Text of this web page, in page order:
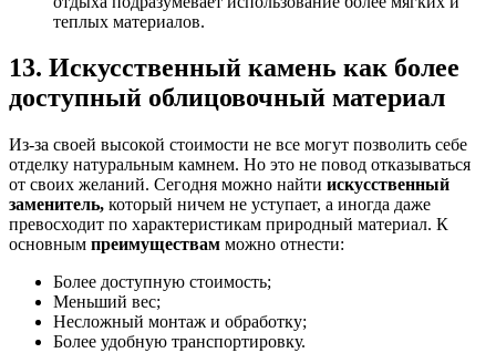
теплых материалов.
13. Искусственный камень как более
доступный облицовочный материал
Из-за своей высокой стоимости не все могут позволить себе
отделку натуральным камнем. Но это не повод отказываться
от своих желаний. Сегодня можно найти искусственный
заменитель, который ничем не уступает, а иногда даже
превосходит по характеристикам природный материал. К
основным преимуществам можно отнести:
Более доступную стоимость;
Меньший вес;
Несложный монтаж и обработку;
Более удобную транспортировку.